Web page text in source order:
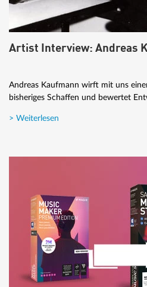
Artist Interview: Andreas
Andreas Kaufmann wirft mit uns
bisheriges Schaffen und bewertet
> Weiterlesen